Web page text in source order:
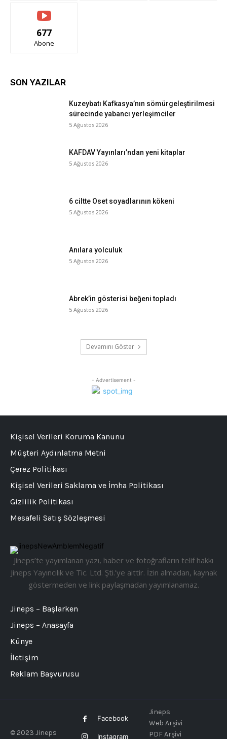
677
Abone
SON YAZILAR
Kuzeybatı Kafkasya’nın sömürgeleştirilmesi
sürecinde yabancı yerleşimciler
5 Ağustos 2026
KAFDAV Yayınları’ndan yeni kitaplar
5 Ağustos 2026
6 ciltte Oset soyadlarının kökeni
5 Ağustos 2026
Anılara yolculuk
5 Ağustos 2026
Abrek’in gösterisi beğeni topladı
5 Ağustos 2026
Devamını Göster
- Advertisement -
Jineps’te yayımlanan yazı, haber ve fotoğrafların telif hakkı
Jineps Yayıncılık ve Tic. Ltd. Şti.’ye aittir. İzin almadan, kaynak
göstermeden ve link paylaşmadan yayımlanamaz.
Jineps – Başlarken
Jineps – Anasayfa
Künye
İletişim
Reklam Başvurusu
Kişisel Verileri Koruma Kanunu
Müşteri Aydınlatma Metni
Çerez Politikası
Kişisel Verileri Saklama ve İmha Politikası
Gizlilik Politikası
Mesafeli Satış Sözleşmesi
© 2023 Jineps
Facebook
Instagram
Jineps
Web Arşivi
PDF Arşivi